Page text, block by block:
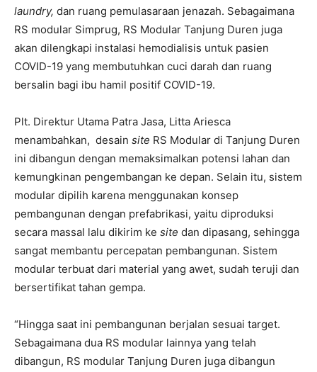
laundry, dan ruang pemulasaraan jenazah. Sebagaimana
RS modular Simprug, RS Modular Tanjung Duren juga
akan dilengkapi instalasi hemodialisis untuk pasien
COVID-19 yang membutuhkan cuci darah dan ruang
bersalin bagi ibu hamil positif COVID-19.
Plt. Direktur Utama Patra Jasa, Litta Ariesca
menambahkan, desain site RS Modular di Tanjung Duren
ini dibangun dengan memaksimalkan potensi lahan dan
kemungkinan pengembangan ke depan. Selain itu, sistem
modular dipilih karena menggunakan konsep
pembangunan dengan prefabrikasi, yaitu diproduksi
secara massal lalu dikirim ke site dan dipasang, sehingga
sangat membantu percepatan pembangunan. Sistem
modular terbuat dari material yang awet, sudah teruji dan
bersertifikat tahan gempa.
“Hingga saat ini pembangunan berjalan sesuai target.
Sebagaimana dua RS modular lainnya yang telah
dibangun, RS modular Tanjung Duren juga dibangun